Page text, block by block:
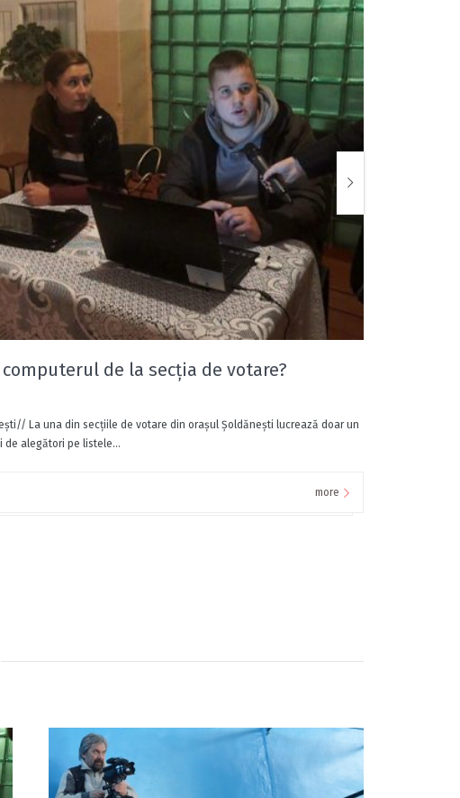
de la secţia de votare?
La una din secţiile de votare din oraşul Şoldăneşti lucrează doar un
de alegători pe listele...
more